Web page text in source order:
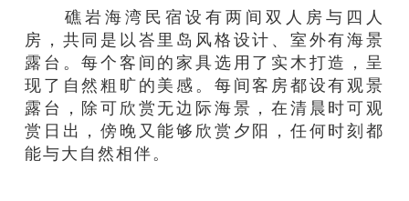
礁岩海湾民宿设有两间双人房与四人
房，共同是以峇里岛风格设计、室外有海景
露台。每个客 间的家具选用 了 实木打造，呈
现了 自然粗旷的美感 。 每间客房都设有观景
露台
， 除可欣赏无边际海景 ，在清晨时可观
赏日出，傍晚又能够 欣赏 夕阳，任何时刻都
能与大自然相伴。